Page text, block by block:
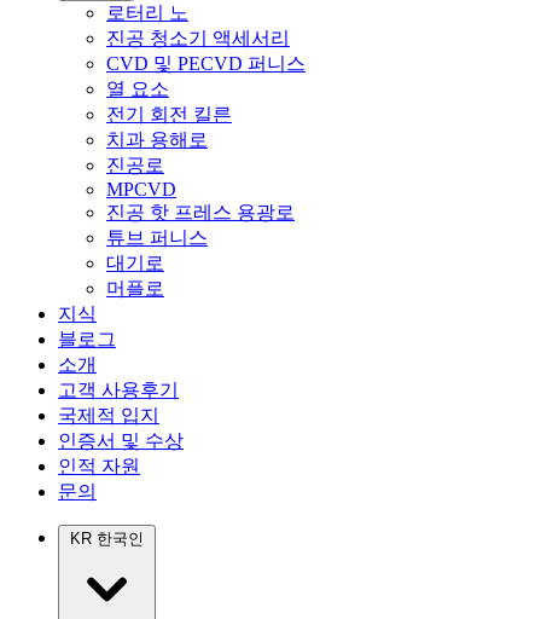
로터리 노
진공 청소기 액세서리
CVD 및 PECVD 퍼니스
열 요소
전기 회전 킬른
치과 용해로
진공로
MPCVD
진공 핫 프레스 용광로
튜브 퍼니스
대기로
머플로
지식
블로그
소개
고객 사용후기
국제적 입지
인증서 및 수상
인적 자원
문의
KR 한국인